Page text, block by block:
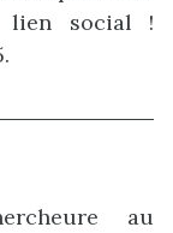
lien social !
au